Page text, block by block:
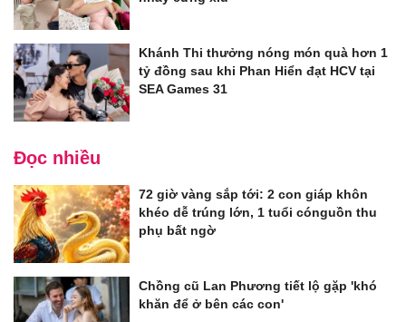
Khánh Thi thưởng nóng món quà hơn 1
tỷ đồng sau khi Phan Hiển đạt HCV tại
SEA Games 31
Đọc nhiều
72 giờ vàng sắp tới: 2 con giáp khôn
khéo dễ trúng lớn, 1 tuổi cónguồn thu
phụ bất ngờ
Chồng cũ Lan Phương tiết lộ gặp 'khó
khăn để ở bên các con'